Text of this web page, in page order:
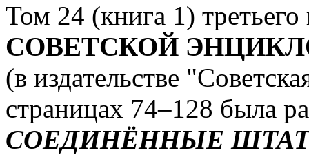
Том 24 (книга 1)
СОВЕТСКОЙ
(в издательстве
страницах 74–128 была
СОЕДИНЁННЫЕ